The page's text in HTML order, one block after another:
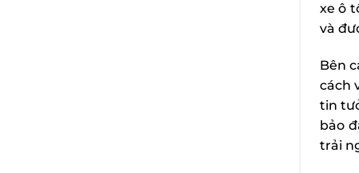
xe ô
và
Bên
cách
tin
bảo
trải